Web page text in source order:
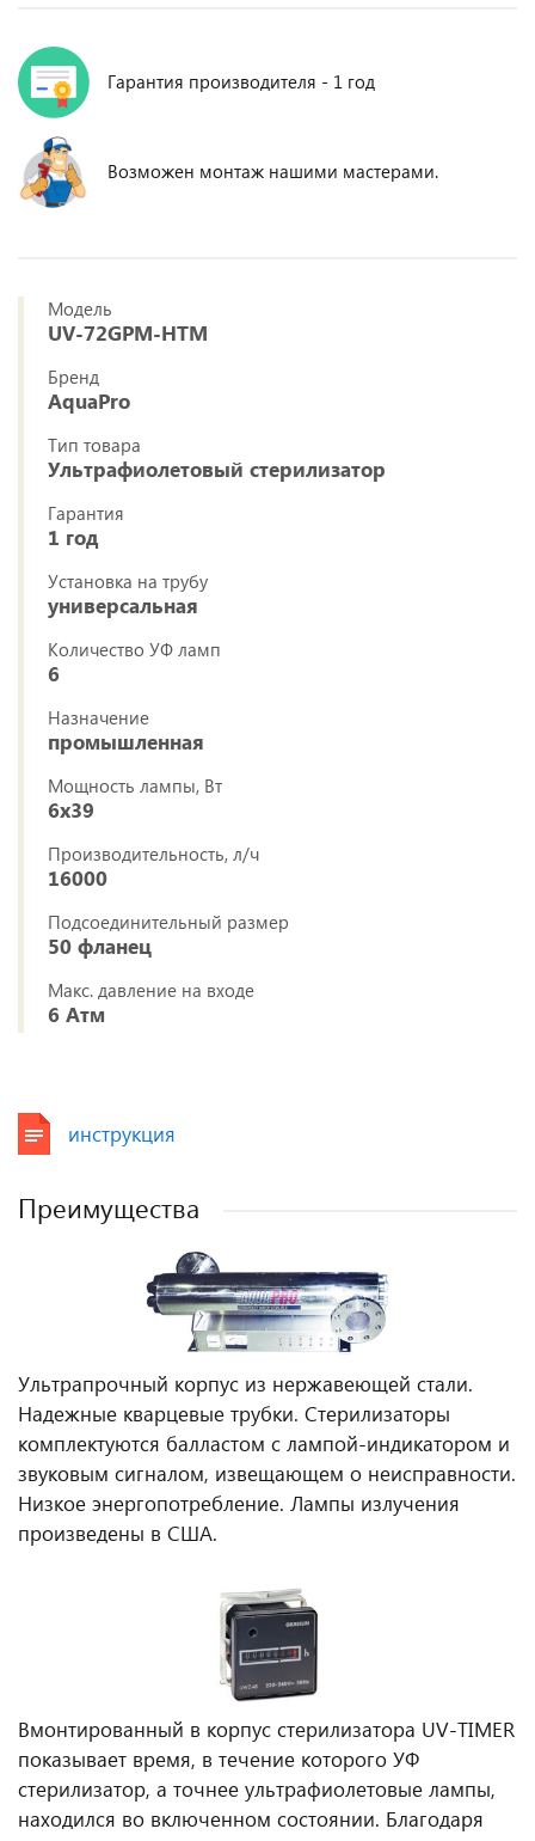
Гарантия производителя - 1 год
Возможен монтаж нашими мастерами.
Модель
UV-72GPM-HTM
Бренд
AquaPro
Тип товара
Ультрафиолетовый стерилизатор
Гарантия
1 год
Установка на трубу
универсальная
Количество УФ ламп
6
Назначение
промышленная
Мощность лампы, Вт
6х39
Производительность, л/ч
16000
Подсоединительный размер
50 фланец
Макс. давление на входе
6 Атм
инструкция
Преимущества
Ультрапрочный корпус из нержавеющей стали.
Надежные кварцевые трубки. Стерилизаторы
комплектуются балластом с лампой-индикатором и
звуковым сигналом, извещающем о неисправности.
Низкое энергопотребление. Лампы излучения
произведены в США.
Вмонтированный в корпус стерилизатора UV-TIMER
показывает время, в течение которого УФ
стерилизатор, а точнее ультрафиолетовые лампы,
находился во включенном состоянии. Благодаря